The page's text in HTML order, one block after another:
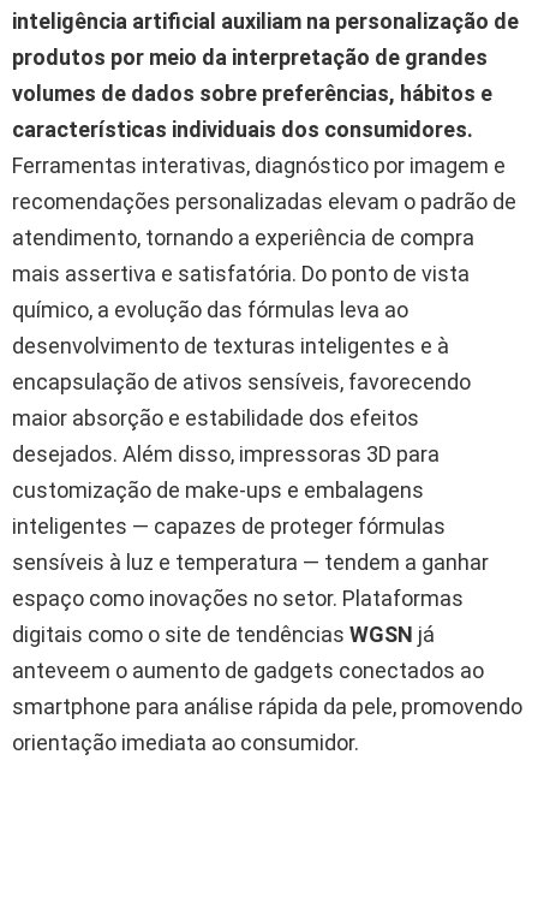
inteligência artificial auxiliam na personalização de
produtos por meio da interpretação de grandes
volumes de dados sobre preferências, hábitos e
características individuais dos consumidores.
Ferramentas interativas, diagnóstico por imagem e
recomendações personalizadas elevam o padrão de
atendimento, tornando a experiência de compra
mais assertiva e satisfatória. Do ponto de vista
químico, a evolução das fórmulas leva ao
desenvolvimento de texturas inteligentes e à
encapsulação de ativos sensíveis, favorecendo
maior absorção e estabilidade dos efeitos
desejados. Além disso, impressoras 3D para
customização de make-ups e embalagens
inteligentes — capazes de proteger fórmulas
sensíveis à luz e temperatura — tendem a ganhar
espaço como inovações no setor. Plataformas
digitais como o site de tendências WGSN já
anteveem o aumento de gadgets conectados ao
smartphone para análise rápida da pele, promovendo
orientação imediata ao consumidor.